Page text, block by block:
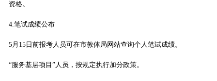
资格。
4.笔试成绩公布
5月15日前报考人员可在市教体局网站查询个人笔试成绩。
“服务基层项目”人员，按规定执行加分政策。